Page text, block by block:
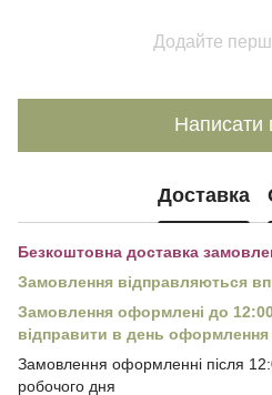
Додайте
Написати
Доставка
Безкоштовна доставка
Замовлення відправляються
Замовлення оформлені до
відправити в день оформлення
Замовлення оформленні після
робочого дня